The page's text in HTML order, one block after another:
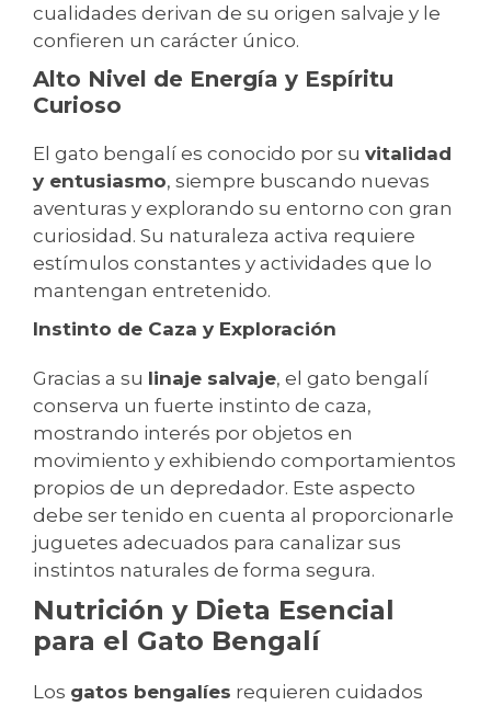
cualidades derivan de su origen salvaje y le
confieren un carácter único.
Alto Nivel de Energía y Espíritu
Curioso
El gato bengalí es conocido por su vitalidad
y entusiasmo, siempre buscando nuevas
aventuras y explorando su entorno con gran
curiosidad. Su naturaleza activa requiere
estímulos constantes y actividades que lo
mantengan entretenido.
Instinto de Caza y Exploración
Gracias a su linaje salvaje, el gato bengalí
conserva un fuerte instinto de caza,
mostrando interés por objetos en
movimiento y exhibiendo comportamientos
propios de un depredador. Este aspecto
debe ser tenido en cuenta al proporcionarle
juguetes adecuados para canalizar sus
instintos naturales de forma segura.
Nutrición y Dieta Esencial
para el Gato Bengalí
Los gatos bengalíes requieren cuidados